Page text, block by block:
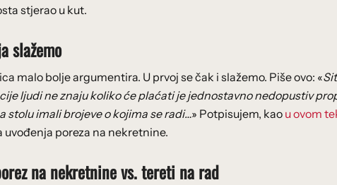
stjerao u kut.
slažemo
malo bolje argumentira. U prvoj se čak i slažemo. Piše ovo: «
ljudi ne znaju koliko će plaćati je jednostavno nedopustiv
stolu imali brojeve o kojima se radi…» Potpisujem, kao u ovom
uvođenja poreza na nekretnine.
na nekretnine vs. tereti na rad